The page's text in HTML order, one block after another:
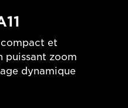
et
puissant zoom
dynamique